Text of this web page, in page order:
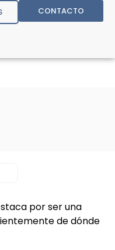
CONTACTO
por ser una
de dónde